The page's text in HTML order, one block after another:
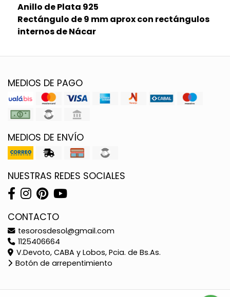
Anillo de Plata 925
Rectángulo de 9 mm aprox con rectángulos
internos de Nácar
MEDIOS DE PAGO
MEDIOS DE ENVÍO
NUESTRAS REDES SOCIALES
CONTACTO
tesorosdesol@gmail.com
1125406664
V.Devoto, CABA y Lobos, Pcia. de Bs.As.
Botón de arrepentimiento